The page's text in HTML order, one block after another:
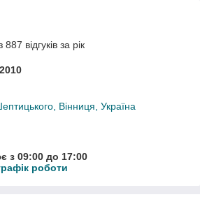
відгуків за рік
Вінниця, Україна
з 09:00 до 17:00
роботи